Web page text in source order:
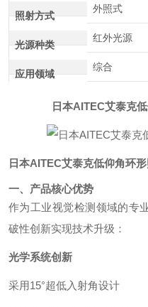
照射方式
外照式
光源种类
红外光源
应用领域
综合
日本AITEC艾泰克
日本AITEC艾泰克低仰角环
一、产品核心优势
作为工业视觉检测领域的专
破性创新实现技术升级：
光学系统创新
采用15°超低入射角设计